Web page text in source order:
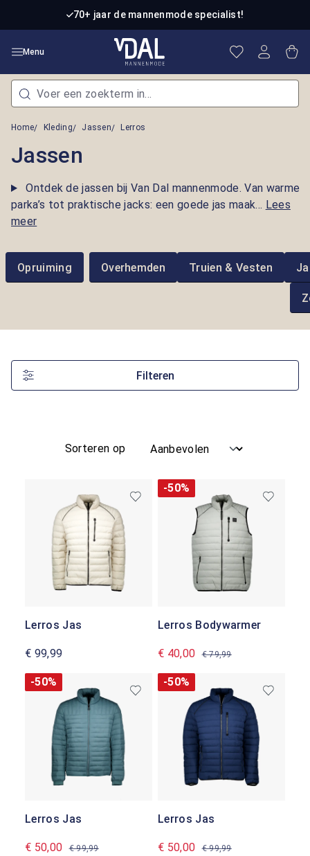
Ga naar de hoofdinhoud70+ jaar de mannenmode specialist!
Menu Je hebt 0
Home Kleding Jassen Lerros
Jassen
Ontdek de jassen bij Van Dal mannenmode. Van warme
parka’s tot praktische jacks: een goede jas maak... Lees
meer
Opruiming Overhemden Truien & Vesten
Filteren
Sorteren op
Lerros Jas
€ 99,99
-50%
Lerros Bodywarmer
€ 40,00 € 79,99
-50%
Lerros Jas
€ 50,00 € 99,99
-50%
Lerros Jas
€ 50,00 € 99,99